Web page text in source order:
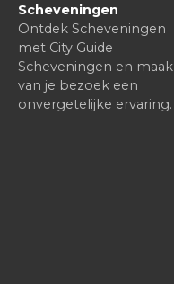
Scheveningen
Ontdek Scheveningen
met City Guide
Scheveningen en maak
van je bezoek een
onvergetelijke ervaring.